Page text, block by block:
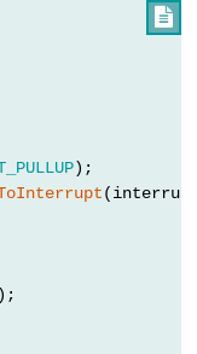

);